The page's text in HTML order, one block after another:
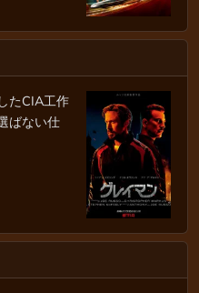
たCIA工作
ばない仕